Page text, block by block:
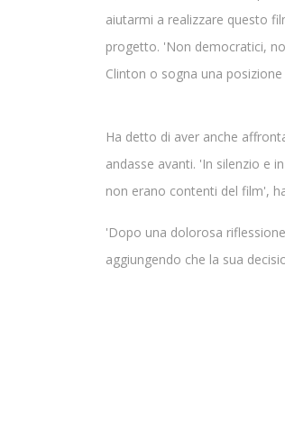
aiutarmi a realizzare questo
progetto. 'Non democratici,
Clinton o sogna una
Ha detto di aver anche
andasse avanti. 'In silenzio e
non erano contenti del film',
'Dopo una dolorosa
aggiungendo che la sua